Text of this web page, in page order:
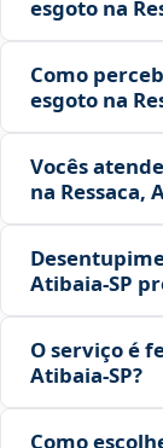
esgoto na
Como
esgoto na
Vocês
na Ressaca,
Atibaia‑SP
O serviço é
Atibaia‑SP?
Como